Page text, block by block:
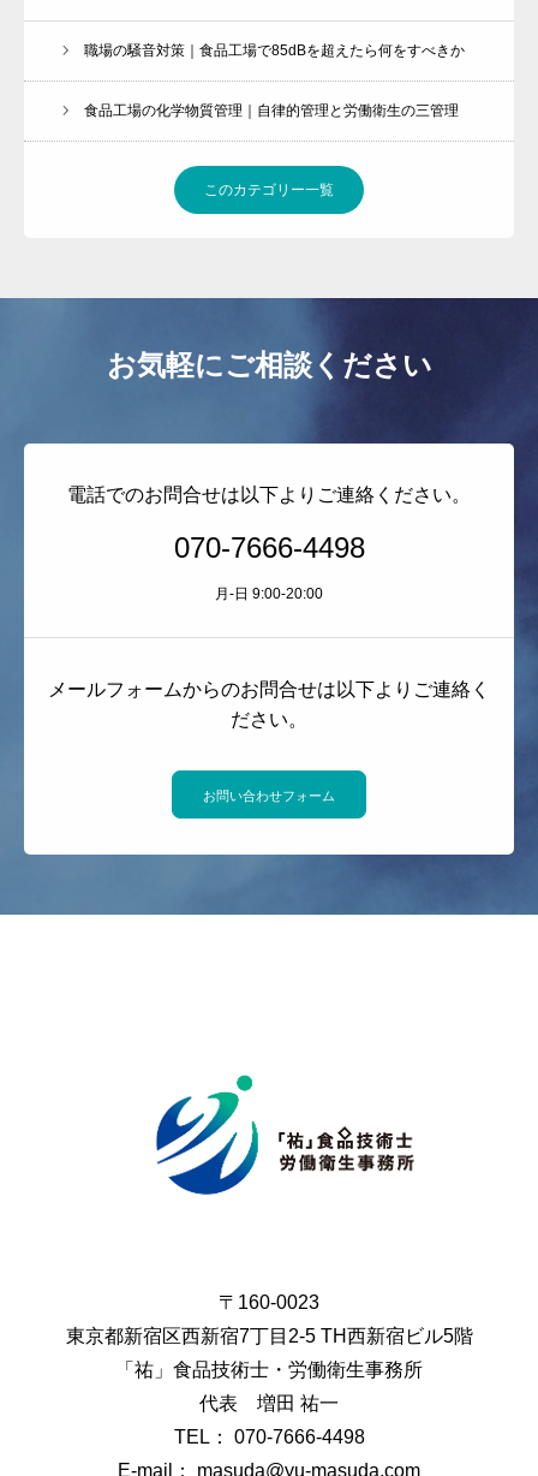
職場の騒音対策｜食品工場で85dBを超えたら何をすべきか
食品工場の化学物質管理｜自律的管理と労働衛生の三管理
このカテゴリー一覧
お気軽にご相談ください
電話でのお問合せは以下よりご連絡ください。
070-7666-4498
月-日 9:00-20:00
メールフォームからのお問合せは以下よりご連絡く
ださい。
お問い合わせフォーム
〒160-0023
東京都新宿区西新宿7丁目2-5 TH西新宿ビル5階
「祐」食品技術士・労働衛生事務所
代表 増田 祐一
TEL： 070-7666-4498
E-mail： masuda@yu-masuda.com